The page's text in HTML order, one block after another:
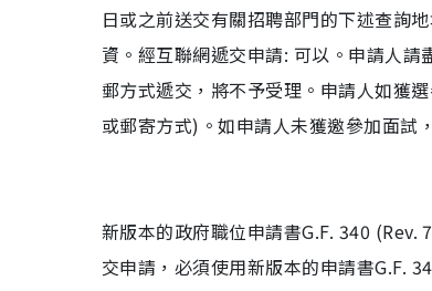
日或之前送交有關招聘部門的下述查詢
資。經互聯網遞交申請: 可以。申請人
郵方式遞交，將不予受理。申請人如獲
或郵寄方式)。如申請人未獲邀參加面試
新版本的政府職位申請書G.F. 340
交申請，必須使用新版本的申請書G.F.